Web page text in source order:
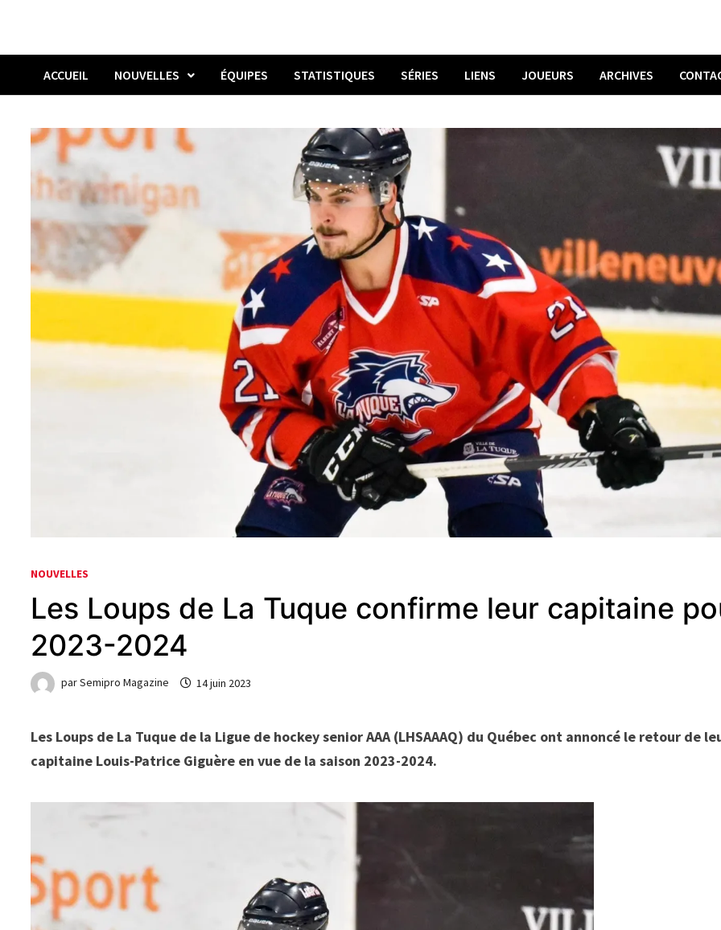
ACCUEIL NOUVELLES ÉQUIPES STATISTIQUES SÉRIES LIENS JOUEURS ARCHIVES
NOUVELLES
Les Loups de La Tuque confirme leur capitaine
2023-2024
parSemipro Magazine 14 juin 2023
Les Loups de La Tuque de la Ligue de hockey senior AAA (LHSAAAQ) du Québec ont annoncé le retour de
capitaine Louis-Patrice Giguère en vue de la saison 2023-2024.